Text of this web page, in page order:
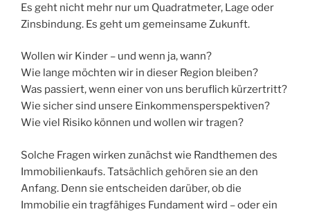
Es geht nicht mehr nur um Quadratmeter, Lage oder
Zinsbindung. Es geht um gemeinsame Zukunft.
Wollen wir Kinder – und wenn ja, wann?
Wie lange möchten wir in dieser Region bleiben?
Was passiert, wenn einer von uns beruflich kürzertritt?
Wie sicher sind unsere Einkommensperspektiven?
Wie viel Risiko können und wollen wir tragen?
Solche Fragen wirken zunächst wie Randthemen des
Immobilienkaufs. Tatsächlich gehören sie an den
Anfang. Denn sie entscheiden darüber, ob die
Immobilie ein tragfähiges Fundament wird – oder ein